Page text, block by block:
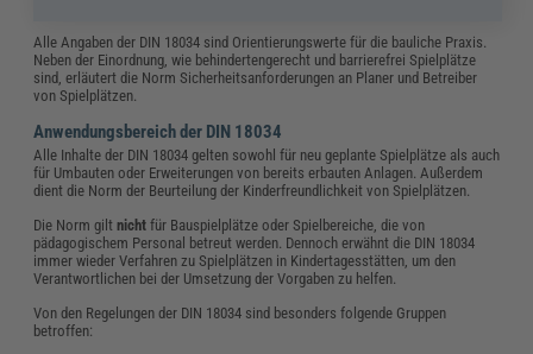
Alle Angaben der DIN 18034 sind Orientierungswerte für die bauliche Praxis.
Neben der Einordnung, wie behindertengerecht und barrierefrei Spielplätze
sind, erläutert die Norm Sicherheitsanforderungen an Planer und Betreiber
von Spielplätzen.
Anwendungsbereich der DIN 18034
Alle Inhalte der DIN 18034 gelten sowohl für neu geplante Spielplätze als auch
für Umbauten oder Erweiterungen von bereits erbauten Anlagen. Außerdem
dient die Norm der Beurteilung der Kinderfreundlichkeit von Spielplätzen.
Die Norm giltnicht für Bauspielplätze oder Spielbereiche, die von
pädagogischem Personal betreut werden. Dennoch erwähnt die DIN 18034
immer wieder Verfahren zu Spielplätzen in Kindertagesstätten, um den
Verantwortlichen bei der Umsetzung der Vorgaben zu helfen.
Von den Regelungen der DIN 18034 sind besonders folgende Gruppen
betroffen: